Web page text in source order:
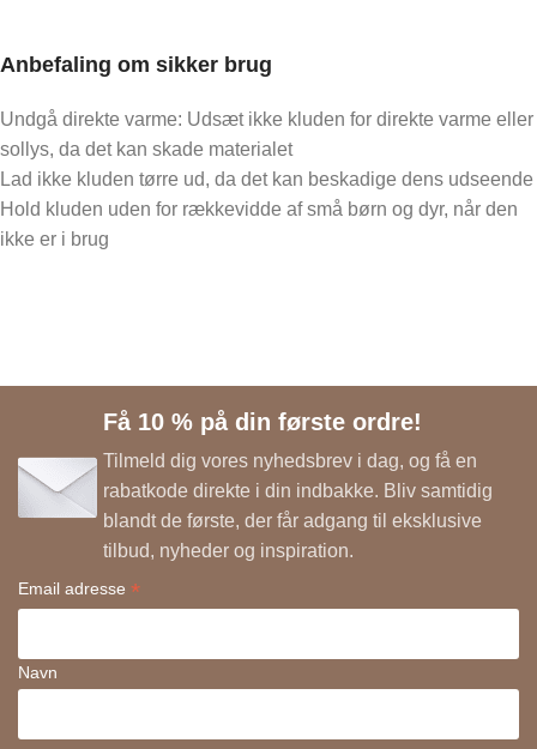
Anbefaling om sikker brug
Undgå direkte varme: Udsæt ikke kluden for direkte varme eller
sollys, da det kan skade materialet
Lad ikke kluden tørre ud, da det kan beskadige dens udseende
Hold kluden uden for rækkevidde af små børn og dyr, når den
ikke er i brug
Få 10 % på din første ordre!
Tilmeld dig vores nyhedsbrev i dag, og få en
rabatkode direkte i din indbakke. Bliv samtidig
blandt de første, der får adgang til eksklusive
tilbud, nyheder og inspiration.
Email adresse *
Navn